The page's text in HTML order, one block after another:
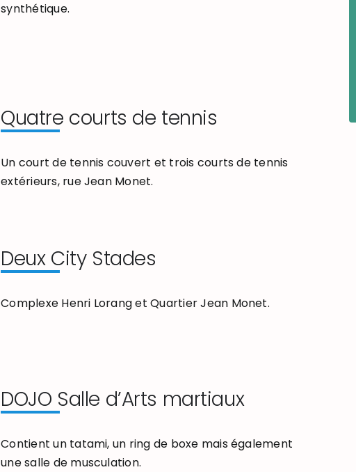
synthétique.
Quatre courts de tennis
Un court de tennis couvert et trois courts de tennis
extérieurs, rue Jean Monet.
Deux City Stades
Complexe Henri Lorang et Quartier Jean Monet.
DOJO Salle d’Arts martiaux
Contient un tatami, un ring de boxe mais également
une salle de musculation.